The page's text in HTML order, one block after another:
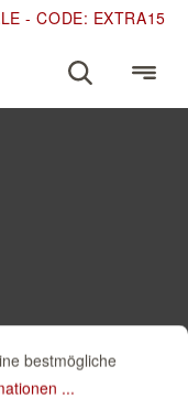
- CODE: EXTRA15
bestmögliche
...